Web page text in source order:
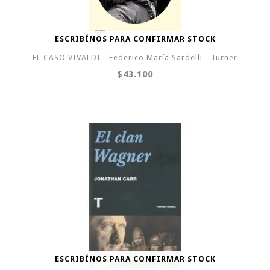
ESCRIBÍNOS PARA CONFIRMAR STOCK
EL CASO VIVALDI - Federico María Sardelli - Turner
$43.100
ESCRIBÍNOS PARA CONFIRMAR STOCK